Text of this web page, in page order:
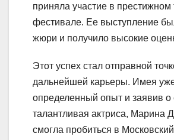
приняла участие в престижном
фестивале. Ее выступление
жюри и получило высокие
Этот успех стал отправной
дальнейшей карьеры. Имея
определенный опыт и заявив о
талантливая актриса, Марина
смогла пробиться в Московский